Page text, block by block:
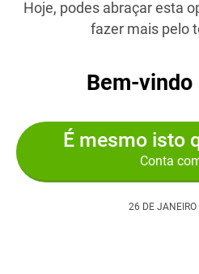
Hoje, podes abraçar esta
fazer mais pelo
Bem-vindo
É mesmo isto
Conta
26 DE